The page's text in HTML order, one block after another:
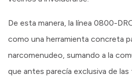
De esta manera, la línea 0800-
como una herramienta concreta
narcomenudeo, sumando a la
que antes parecía exclusiva de las